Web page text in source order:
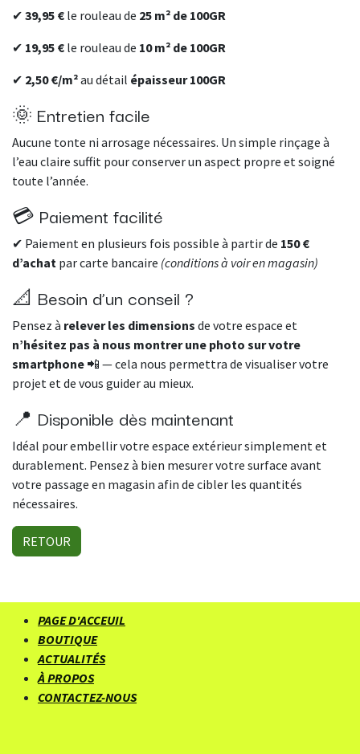
✔ 39,95 € le rouleau de 25 m² de 100GR
✔ 19,95 € le rouleau de 10 m² de 100GR
✔ 2,50 €/m²au détail épaisseur 100GR
🌞 Entretien facile
Aucune tonte ni arrosage nécessaires. Un simple rinçage à
l’eau claire suffit pour conserver un aspect propre et soigné
toute l’année.
💳 Paiement facilité
✔ Paiement en plusieurs fois possible à partir de 150 €
d’achat par carte bancaire (conditions à voir en magasin)
📐 Besoin d’un conseil ?
Pensez à relever les dimensions de votre espace et
n’hésitez pas à nous montrer une photo sur votre
smartphone 📲 — cela nous permettra de visualiser votre
projet et de vous guider au mieux.
📍 Disponible dès maintenant
Idéal pour embellir votre espace extérieur simplement et
durablement. Pensez à bien mesurer votre surface avant
votre passage en magasin afin de cibler les quantités
nécessaires.
RETOUR
PAGE D'ACCEUIL
BOUTIQUE
ACTUALITÉS
À PROPOS
CONTACTEZ-NOUS